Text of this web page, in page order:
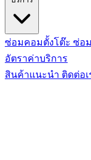
ซ่อมคอมตั้งโต๊ะ ซ่อ
อัตราค่าบริการ
สินค้าแนะนำ ติดต่อเ